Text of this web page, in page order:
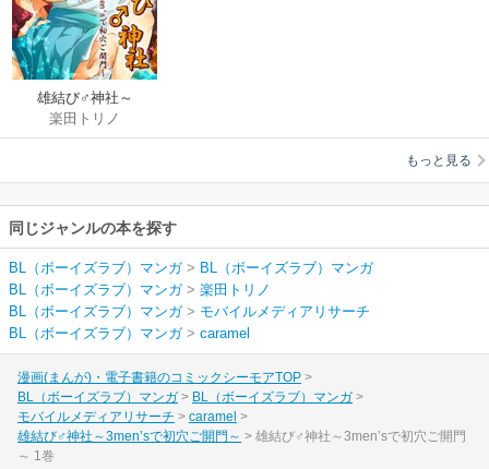
雄結び♂神社～
3men’sで初穴ご開門
～
楽田トリノ
もっと見る
同じジャンルの本を探す
BL（ボーイズラブ）マンガ> BL（ボーイズラブ）マンガ
BL（ボーイズラブ）マンガ> 楽田トリノ
BL（ボーイズラブ）マンガ> モバイルメディアリサーチ
BL（ボーイズラブ）マンガ> caramel
漫画(まんが)・電子書籍のコミックシーモアTOP
BL（ボーイズラブ）マンガ
BL（ボーイズラブ）マンガ
モバイルメディアリサーチ
caramel
雄結び♂神社～3men’sで初穴ご開門～
雄結び♂神社～3men’sで初穴ご開門
～ 1巻